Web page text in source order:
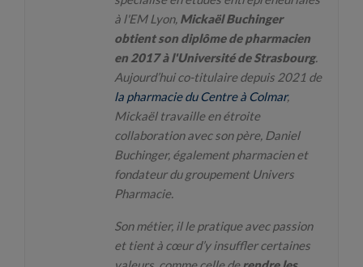
à l'EM Lyon, Mickaël Buchinger
obtient son diplôme de pharmacien
en 2017 à l'Université de Strasbourg.
Aujourd’hui co-titulaire depuis 2021 de
la pharmacie du Centre à Colmar,
Mickaël travaille en étroite
collaboration avec son père, Daniel
Buchinger, également pharmacien et
fondateur du groupement Univers
Pharmacie.
Son métier, il le pratique avec passion
et tient à cœur d’y insuffler certaines